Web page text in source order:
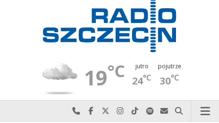
19°C jutro
24°C
pojutrze
30°C
Najlepiej po prostu do nas zadzwoń
Odwiedź nas na Facebook-u
Odwiedź nas na X
Odwiedź nas na Instagram-ie
Odwiedź nas na TikTok-u
Szukaj nas na Spotify
Wyślij do nas
Szukaj